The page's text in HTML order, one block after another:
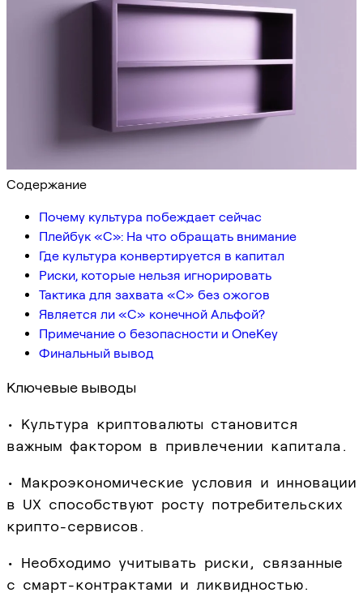
Содержание
Почему культура побеждает сейчас
Плейбук «C»: На что обращать внимание
Где культура конвертируется в капитал
Риски, которые нельзя игнорировать
Тактика для захвата «C» без ожогов
Является ли «C» конечной Альфой?
Примечание о безопасности и OneKey
Финальный вывод
Ключевые выводы
• Культура криптовалюты становится
важным фактором в привлечении капитала.
• Макроэкономические условия и инновации
в UX способствуют росту потребительских
крипто-сервисов.
• Необходимо учитывать риски, связанные
с смарт-контрактами и ликвидностью.